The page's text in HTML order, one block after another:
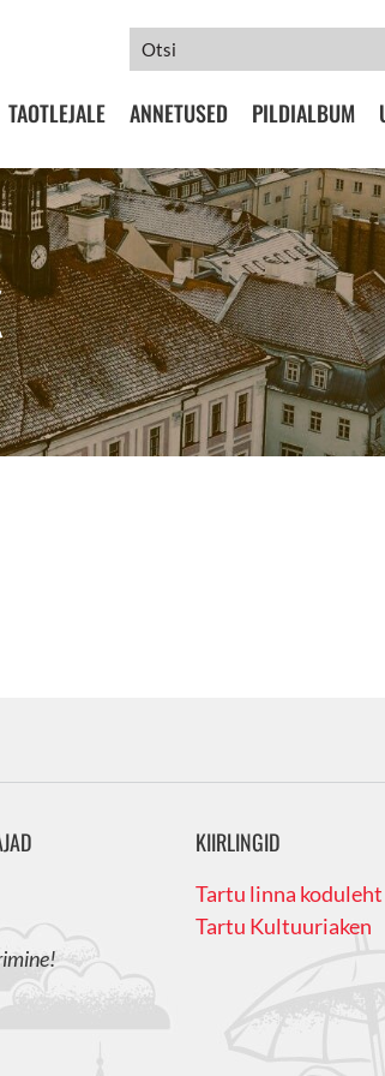
TAOTLEJALE ANNETUSED PILDIALBUM
KIIRLINGID
Tartu linna koduleht
Tartu Kultuuriaken